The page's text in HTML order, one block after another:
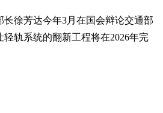
徐芳达今年3月在国会辩论交通部
轨系统的翻新工程将在2026年完